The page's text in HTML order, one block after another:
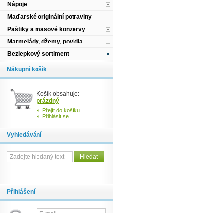
Nápoje
Maďarské originální potraviny
Paštiky a masové konzervy
Marmelády, džemy, povidla
Bezlepkový sortiment
Nákupní košík
Košík obsahuje:
prázdný
» Přejít do košíku
» Přihlásit se
Vyhledávání
Přihlášení